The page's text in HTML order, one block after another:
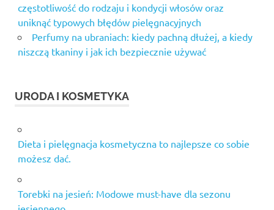
częstotliwość do rodzaju i kondycji włosów oraz
uniknąć typowych błędów pielęgnacyjnych
Perfumy na ubraniach: kiedy pachną dłużej, a kiedy
niszczą tkaniny i jak ich bezpiecznie używać
URODA I KOSMETYKA
Dieta i pielęgnacja kosmetyczna to najlepsze co sobie
możesz dać.
Torebki na jesień: Modowe must-have dla sezonu